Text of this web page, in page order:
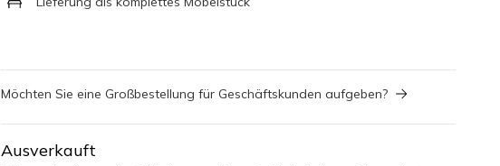
Möchten Sie eine Großbestellung für Geschäftskunden aufgeben?
Ausverkauft